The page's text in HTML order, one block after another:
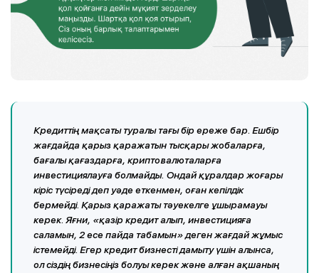
Кредиттің мақсаты туралы тағы бір ереже бар. Ешбір
жағдайда қарыз қаражатын тысқары жобаларға,
бағалы қағаздарға, криптовалюталарға
инвестициялауға болмайды. Ондай құралдар жоғары
кіріс түсіреді деп уәде еткенмен, оған кепілдік
бермейді. Қарыз қаражаты тәуекелге ұшырамауы
керек. Яғни, «қазір кредит алып, инвестицияға
саламын, 2 есе пайда табамын» деген жағдай жұмыс
істемейді. Егер кредит бизнесті дамыту үшін алынса,
ол сіздің бизнесіңіз болуы керек және алған ақшаның